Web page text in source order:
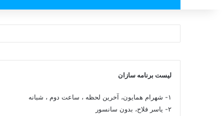
لیست برنامه سازان
۱- شهرام همایون، آخرین لحظه ، ساعت دوم ، شبانه
۲- یاسر فلاح، بدون سانسور